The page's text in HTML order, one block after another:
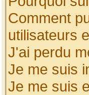
Comment
utilisateurs
J'ai perdu
Je me suis
Je me suis